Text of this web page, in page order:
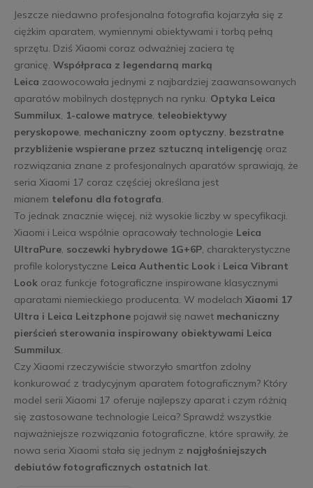
Jeszcze niedawno profesjonalna fotografia kojarzyła się z
ciężkim aparatem, wymiennymi obiektywami i torbą pełną
sprzętu. Dziś Xiaomi coraz odważniej zaciera tę
granicę. Współpraca z legendarną marką
Leica zaowocowała jednymi z najbardziej zaawansowanych
aparatów mobilnych dostępnych na rynku. Optyka Leica
Summilux, 1-calowe matryce, teleobiektywy
peryskopowe, mechaniczny zoom optyczny, bezstratne
przybliżenie wspierane przez sztuczną inteligencję oraz
rozwiązania znane z profesjonalnych aparatów sprawiają, że
seria Xiaomi 17 coraz częściej określana jest
mianem telefonu dla fotografa.
To jednak znacznie więcej, niż wysokie liczby w specyfikacji.
Xiaomi i Leica wspólnie opracowały technologie Leica
UltraPure, soczewki hybrydowe 1G+6P, charakterystyczne
profile kolorystyczne Leica Authentic Looki Leica Vibrant
Lookoraz funkcje fotograficzne inspirowane klasycznymi
aparatami niemieckiego producenta. W modelach Xiaomi 17
Ultra i Leica Leitzphonepojawił się nawet mechaniczny
pierścień sterowania inspirowany obiektywami Leica
Summilux.
Czy Xiaomi rzeczywiście stworzyło smartfon zdolny
konkurować z tradycyjnym aparatem fotograficznym? Który
model serii Xiaomi 17 oferuje najlepszy aparat i czym różnią
się zastosowane technologie Leica? Sprawdź wszystkie
najważniejsze rozwiązania fotograficzne, które sprawiły, że
nowa seria Xiaomi stała się jednym z najgłośniejszych
debiutów fotograficznych ostatnich lat.